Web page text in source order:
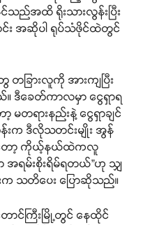
ည်အထိ ရိုးသားလွန်းပြီး
း အဆိုပါ ရုပ်သံဖိုင်ထဲတွင်
ခြားလူကို အားကျပြီး
ဒီခေတ်ကာလမှာ ငွေရှာရ
တရားနည်းနဲ့ ငွေရှာချင်
က ဒီလိုသတင်းမျိုး အွန်
ကျတော့ ကိုယ့်နယ်ထဲကလူ
အရမ်းစိုးရိမ်ရတယ်”ဟု သျှ
သတိပေး ပြောဆိုသည်။
ာင်ကြီးမြို့တွင် နေထိုင်